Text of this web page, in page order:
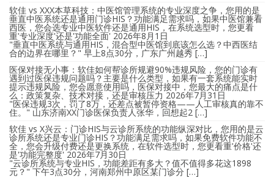
软佳 vs XXX本草科技：中医馆管理系统的专业深度之争，您用的是
垂直中医系统还是通用门诊HIS？功能满足需求吗，如果中医馆兼看
西医，您会选专业中医软件还是通用HIS，在系统选型时，您更看
重'专业深度'还是'功能全面' 2026年8月1日
"垂直中医系统与通用HIS，混合型中医馆到底该怎么选？中西医结
合的边界在哪里？" 早上8点30分，广东广州越秀 […]
医保对接无小事：软佳如何帮诊所规避90%违规风险，您的门诊有
遇到过医保违规问题吗？主要是什么类型，如果有一套系统能实时
提示违规风险，您会愿意使用吗，医保对接中，您最大的痛点是什
么：政策复杂、技术对接，还是审核压力 2026年7月31日
"医保违规3次，罚了8万，还差点被暂停资格——人工审核真的靠不
住。" 山东济南XX门诊医保负责人张华，回想起2 […]
软佳 vs X兴云：门诊HIS与云诊所系统的功能纵深对比，您用的是云
诊所系统还是专业门诊HIS？功能满足需求吗，如果免费软件功能不
全，您会升级付费还是更换系统，在软件选型时，您更看重'价格'还
是'功能完整度' 2026年7月30日
"云诊所系统与专业HIS，功能差距有多大？值不值得多花这1898
元？" 下午3点30分，河南郑州中原区某门诊分 […]